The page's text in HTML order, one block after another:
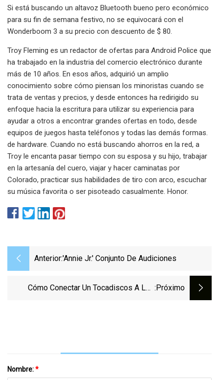
Si está buscando un altavoz Bluetooth bueno pero económico
para su fin de semana festivo, no se equivocará con el
Wonderboom 3 a su precio con descuento de $ 80.
Troy Fleming es un redactor de ofertas para Android Police que
ha trabajado en la industria del comercio electrónico durante
más de 10 años. En esos años, adquirió un amplio
conocimiento sobre cómo piensan los minoristas cuando se
trata de ventas y precios, y desde entonces ha redirigido su
enfoque hacia la escritura para utilizar su experiencia para
ayudar a otros a encontrar grandes ofertas en todo, desde
equipos de juegos hasta teléfonos y todas las demás formas.
de hardware. Cuando no está buscando ahorros en la red, a
Troy le encanta pasar tiempo con su esposa y su hijo, trabajar
en la artesanía del cuero, viajar y hacer caminatas por
Colorado, practicar sus habilidades de tiro con arco, escuchar
su música favorita o ser pisoteado casualmente. Honor.
Anterior: 'Annie Jr.' Conjunto De Audiciones
Cómo Conectar Un Tocadiscos A Los :próximo
Nombre:*